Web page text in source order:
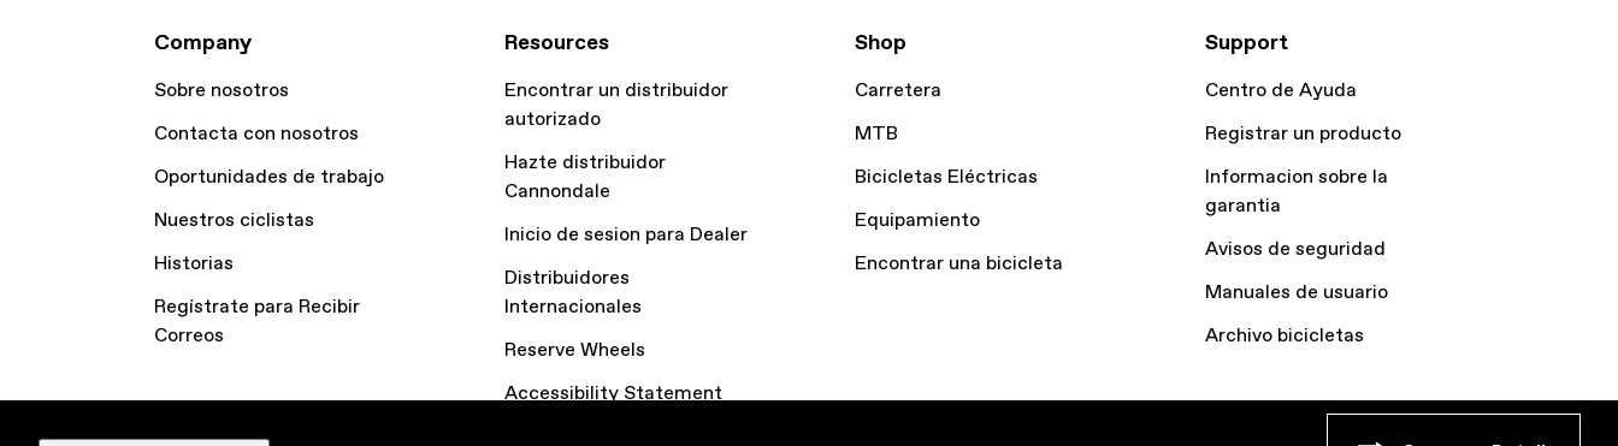
Company
Sobre nosotros
Contacta con nosotros
Oportunidades de trabajo
Nuestros ciclistas
Historias
Regístrate para Recibir
Correos
Resources
Encontrar un distribuidor
autorizado
Hazte distribuidor
Cannondale
Inicio de sesion para Dealer
Distribuidores
Internacionales
Reserve Wheels
Accessibility Statement
Shop
Carretera
MTB
Bicicletas Eléctricas
Equipamiento
Encontrar una bicicleta
Support
Centro de Ayuda
Registrar un producto
Informacion sobre la
garantia
Avisos de seguridad
Manuales de usuario
Archivo bicicletas